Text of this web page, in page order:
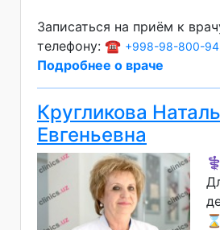
Записаться на приём к
телефону: ☎️ +998-98-800-
Подробнее о враче
Кругликова
Евгеньевна
⚕️